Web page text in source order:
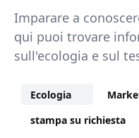
Imparare a
qui puoi trovare
sull'ecologia e sul
Ecologia
stampa su richiesta